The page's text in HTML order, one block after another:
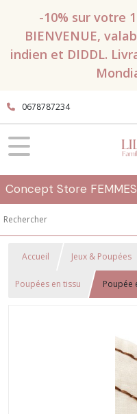
-10% sur votre
BIENVENUE,
indien et DIDDL.
0678787234
Concept Store
Accueil Jeux & Poupées
Poupées en tissu Poupée